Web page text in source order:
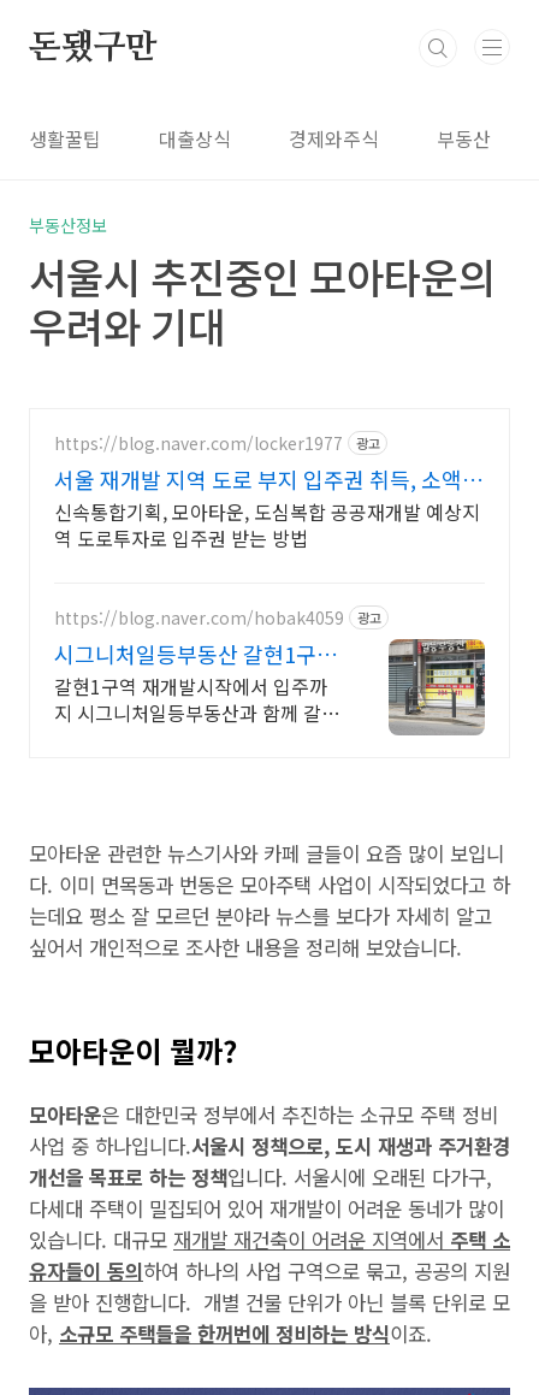
돈됐구만
생활꿀팁 대출상식 경제와주식 부동산
부동산정보
서울시 추진중인 모아타운의
우려와 기대
https://blog.naver.com/locker1977 광고
서울 재개발 지역 도로 부지 입주권 취득, 소액투
자 가능
신속통합기획, 모아타운, 도심복합 공공재개발 예상지
역 도로투자로 입주권 받는 방법
https://blog.naver.com/hobak4059 광고
시그니처일등부동산 갈현1구역
갈현1구역 시그니처캐슬
갈현1구역 재개발시작에서 입주까
지 시그니처일등부동산과 함께 갈현
모아타운 관련한 뉴스기사와 카페 글들이 요즘 많이 보입니
다. 이미 면목동과 번동은 모아주택 사업이 시작되었다고 하
는데요 평소 잘 모르던 분야라 뉴스를 보다가 자세히 알고
싶어서 개인적으로 조사한 내용을 정리해 보았습니다.
모아타운이 뭘까?
모아타운은 대한민국 정부에서 추진하는 소규모 주택 정비
사업 중 하나입니다.서울시 정책으로, 도시 재생과 주거환경
개선을 목표로 하는 정책입니다. 서울시에 오래된 다가구,
다세대 주택이 밀집되어 있어 재개발이 어려운 동네가 많이
있습니다. 대규모 재개발 재건축이 어려운 지역에서 주택 소
유자들이 동의하여 하나의 사업 구역으로 묶고, 공공의 지원
을 받아 진행합니다. 개별 건물 단위가 아닌 블록 단위로 모
아, 소규모 주택들을 한꺼번에 정비하는 방식이죠.